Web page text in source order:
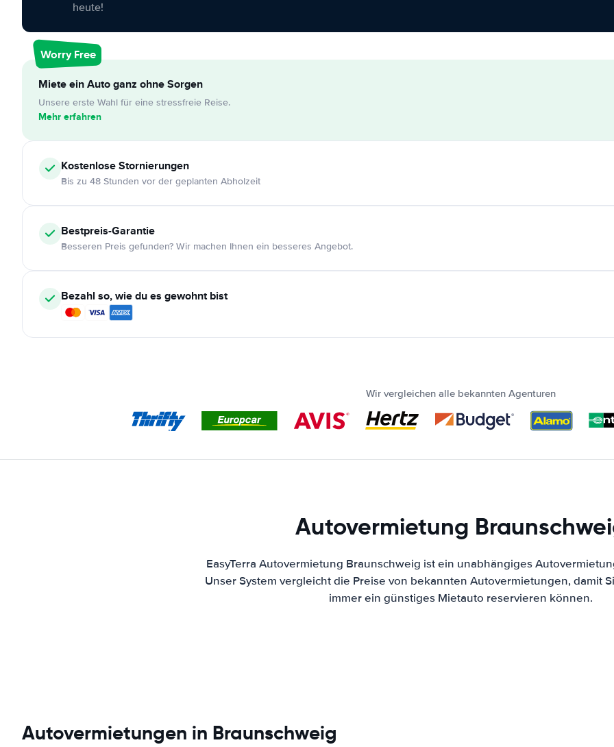
heute!
Worry Free
Miete ein Auto ganz ohne Sorgen
Unsere erste Wahl für eine stressfreie Reise.
Mehr erfahren
KostenloseStornierungen
Bis zu 48 Stunden vor der geplanten Abholzeit
Bestpreis-Garantie
Besseren Preis gefunden? Wir machen Ihnen ein besseres Angebot.
Bezahl so, wie du es gewohnt bist
Wir vergleichen alle bekannten Agenturen
Autovermietung
EasyTerra Autovermietung Braunschweig ist ein unabhängiges
Unser System vergleicht die Preise von bekannten Autovermietungen, damit
immer ein günstiges Mietauto reservieren können.
Autovermietungen in Braunschweig